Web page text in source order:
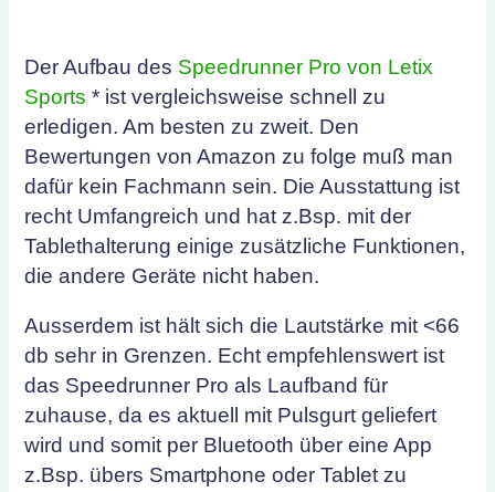
Der Aufbau des Speedrunner Pro von Letix
Sports * ist vergleichsweise schnell zu
erledigen. Am besten zu zweit. Den
Bewertungen von Amazon zu folge muß man
dafür kein Fachmann sein. Die Ausstattung ist
recht Umfangreich und hat z.Bsp. mit der
Tablethalterung einige zusätzliche Funktionen,
die andere Geräte nicht haben.
Ausserdem ist hält sich die Lautstärke mit <66
db sehr in Grenzen. Echt empfehlenswert ist
das Speedrunner Pro als Laufband für
zuhause, da es aktuell mit Pulsgurt geliefert
wird und somit per Bluetooth über eine App
z.Bsp. übers Smartphone oder Tablet zu